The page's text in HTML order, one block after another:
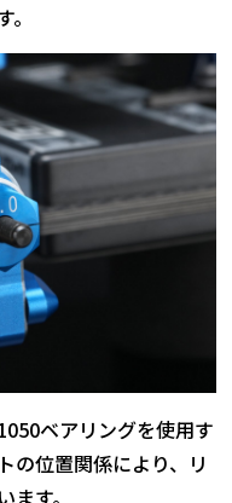
ベアリングを使用す
の位置関係により、リ
す。